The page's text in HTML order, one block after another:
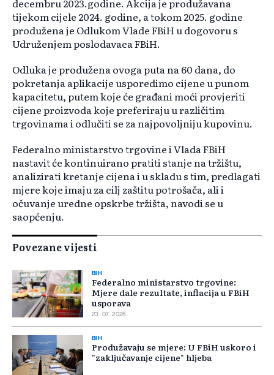
decembru 2023.godine. Akcija je produžavana
tijekom cijele 2024. godine, a tokom 2025. godine
produžena je Odlukom Vlade FBiH u dogovoru s
Udruženjem poslodavaca FBiH.
Odluka je produžena ovoga puta na 60 dana, do
pokretanja aplikacije usporedimo cijene u punom
kapacitetu, putem koje će građani moći provjeriti
cijene proizvoda koje preferiraju u različitim
trgovinama i odlučiti se za najpovoljniju kupovinu.
Federalno ministarstvo trgovine i Vlada FBiH
nastavit će kontinuirano pratiti stanje na tržištu,
analizirati kretanje cijena i u skladu s tim, predlagati
mjere koje imaju za cilj zaštitu potrošača, ali i
očuvanje uredne opskrbe tržišta, navodi se u
saopćenju.
Povezane vijesti
BIH
Federalno ministarstvo trgovine:
Mjere dale rezultate, inflacija u FBiH
usporava
23. 07. 2026.
BIH
Produžavaju se mjere: U FBiH uskoro i
"zaključavanje cijene" hljeba